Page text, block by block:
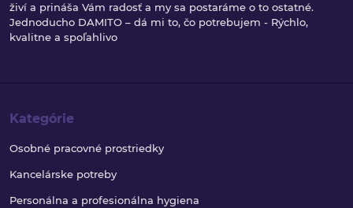
živí a prináša Vám radosť a my sa postaráme o to ostatné.
Jednoducho DAMITO – dá mi to, čo potrebujem - Rýchlo,
kvalitne a spoľahlivo
Kategórie
Osobné pracovné prostriedky
Kancelárske potreby
Personálna a profesionálna hygiena